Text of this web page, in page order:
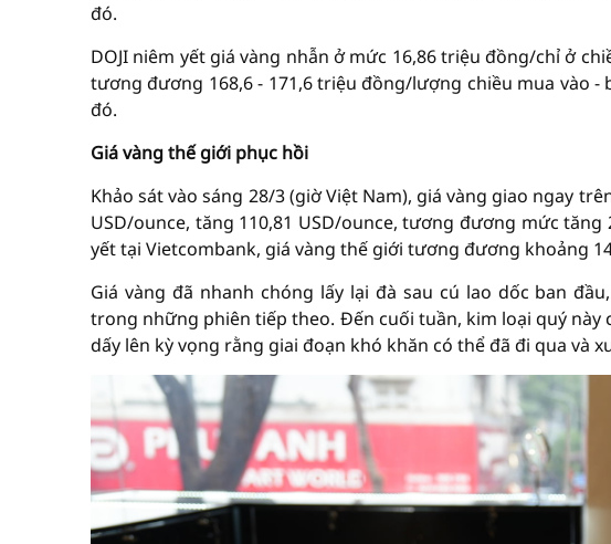
đó.
DOJI niêm yết giá vàng nhẫn ở mức 16,86 triệu đồng/chỉ ở
tương đương 168,6 - 171,6 triệu đồng/lượng chiều mua vào
đó.
Giá vàng thế giới phục hồi
Khảo sát vào sáng 28/3 (giờ Việt Nam), giá vàng giao ngay
USD/ounce, tăng 110,81 USD/ounce, tương đương mức
yết tại Vietcombank, giá vàng thế giới tương đương khoảng
Giá vàng đã nhanh chóng lấy lại đà sau cú lao dốc ban
trong những phiên tiếp theo. Đến cuối tuần, kim loại quý này
dấy lên kỳ vọng rằng giai đoạn khó khăn có thể đã đi qua và